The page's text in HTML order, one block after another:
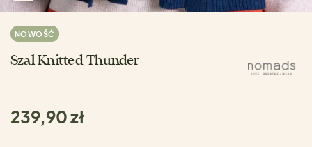
NOWOŚĆ
Szal Knitted Thunder
239,90 zł